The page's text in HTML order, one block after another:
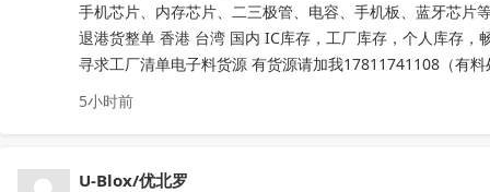
手机芯片、内存芯片、二三极管、电容、手机板、蓝牙芯片
退港货整单 香港 台湾 国内 IC库存，工厂库存，个人库存，
寻求工厂清单电子料货源 有货源请加我17811741108（有
5小时前
U-Blox/优北罗